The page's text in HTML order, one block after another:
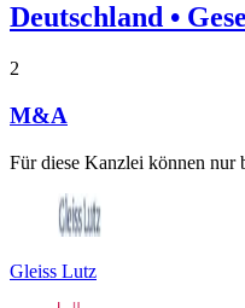
Deutschland •
2
M&A
Für diese Kanzlei können nur
Gleiss Lutz